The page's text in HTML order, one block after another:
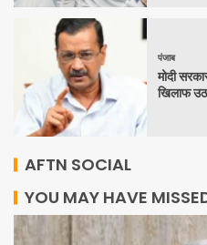
पंजाब
मोदी
खिलाफ उठ
AFTN SOCIAL
YOU MAY HAVE